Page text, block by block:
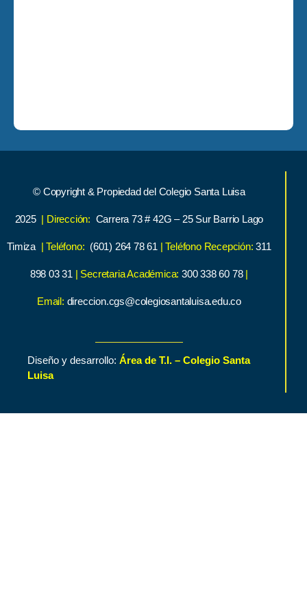
© Copyright & Propiedad del Colegio Santa Luisa
2025 | Dirección: Carrera 73 # 42G – 25 Sur Barrio Lago
Timiza | Teléfono: (601) 264 78 61 | Teléfono Recepción: 311
898 03 31 | Secretaria Académica:300 338 60 78 |
Email: direccion.cgs@colegiosantaluisa.edu.co
Diseño y desarrollo: Área de T.I. – Colegio Santa
Luisa